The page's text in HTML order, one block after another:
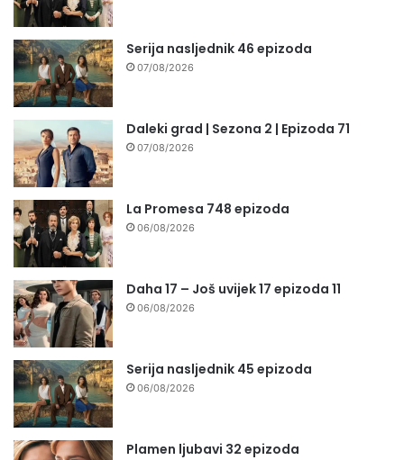
Serija nasljednik 46 epizoda
07/08/2026
Daleki grad | Sezona 2 | Epizoda 71
07/08/2026
La Promesa 748 epizoda
06/08/2026
Daha 17 – Još uvijek 17 epizoda 11
06/08/2026
Serija nasljednik 45 epizoda
06/08/2026
Plamen ljubavi 32 epizoda